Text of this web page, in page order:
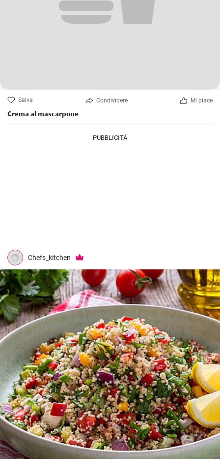
Salva Condividere Mi piace
Crema al mascarpone
PUBBLICITÀ
Chefs_kitchen